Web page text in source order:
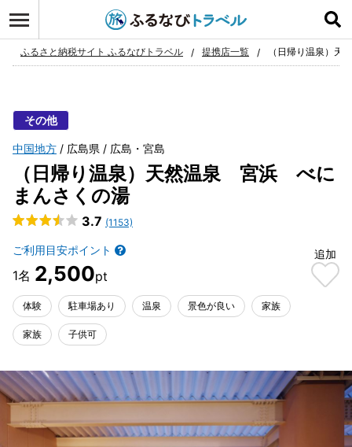
お気に入り
ふるさと納税サイト ふるなびトラベル 提携店一覧 （日帰り温泉）
その他
中国地方 広島県 広島・宮島
（日帰り温泉）天然温泉 宮浜 べに
まんさくの湯
3.7 (1153)
ご利用目安ポイント
2,500
追加
体験 駐車場あり 温泉 景色が良い 家族
家族 子供可